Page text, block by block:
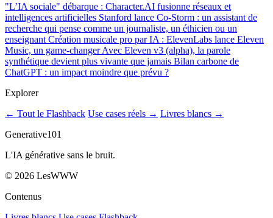
"L’IA sociale" débarque : Character.AI fusionne réseaux et
intelligences artificielles Stanford lance Co-Storm : un assistant de
recherche qui pense comme un journaliste, un éthicien ou un
enseignant Création musicale pro par IA : ElevenLabs lance Eleven
Music, un game-changer Avec Eleven v3 (alpha), la parole
synthétique devient plus vivante que jamais Bilan carbone de
ChatGPT : un impact moindre que prévu ?
Explorer
← Tout le Flashback Use cases réels → Livres blancs →
Generative101
L'IA générative sans le bruit.
© 2026 LesWWW
Contenus